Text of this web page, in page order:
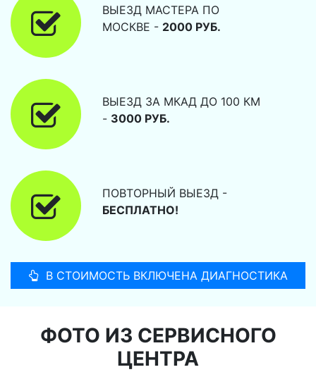
ВЫЕЗД МАСТЕРА ПО
МОСКВЕ - 2000 РУБ.
ВЫЕЗД ЗА МКАД ДО 100 КМ
- 3000 РУБ.
ПОВТОРНЫЙ ВЫЕЗД -
БЕСПЛАТНО!
В СТОИМОСТЬ ВКЛЮЧЕНА ДИАГНОСТИКА
ФОТО ИЗ СЕРВИСНОГО
ЦЕНТРА